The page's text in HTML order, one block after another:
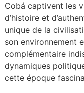
Cobá captivent les
d’histoire et
unique de la
son environnement
complémentaire
dynamiques
cette époque